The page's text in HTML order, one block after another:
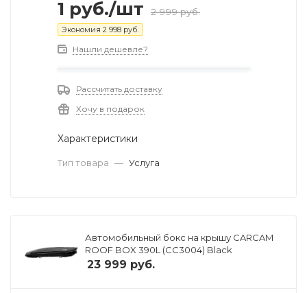
1 руб./шт 2 999руб.
Экономия 2 998 руб.
Нашли дешевле?
Рассчитать доставку
Хочу в подарок
Характеристики
Тип товара — Услуга
Автомобильный бокс на крышу CARCAM
ROOF BOX 390L (CC3004) Black
23 999 руб.